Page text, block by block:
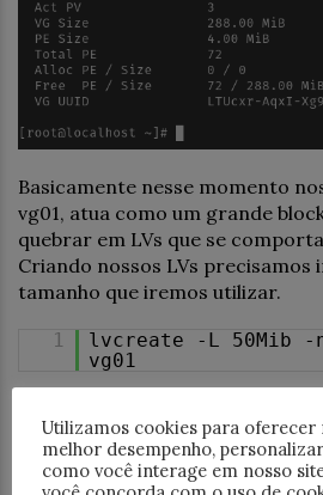
Basicamente nesse momento
vg01, atua como um grande
quebrar em LVs que se
Criando nossos LVs
tamanho que iremos utilizar.
1
lvcreate -L 50Mib -
vg01
Utilizamos cookies para oferecer
melhor desempenho,
como você interage em nosso